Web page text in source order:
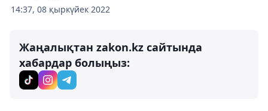
14:37, 08 қыркүйек 2022
Жаңалықтан zakon.kz сайтында
хабардар болыңыз: